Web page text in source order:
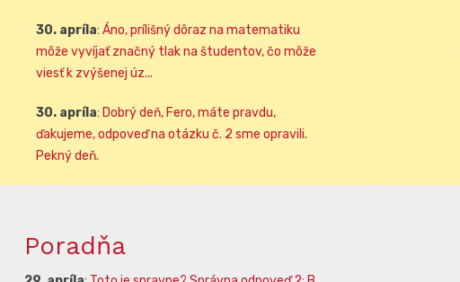
30. apríla: Áno, prílišný dôraz na matematiku
môže vyvíjať značný tlak na študentov, čo môže
viesť k zvýšenej úz...
30. apríla: Dobrý deň, Fero, máte pravdu,
ďakujeme, odpoveď na otázku č. 2 sme opravili.
Pekný deň.
Poradňa